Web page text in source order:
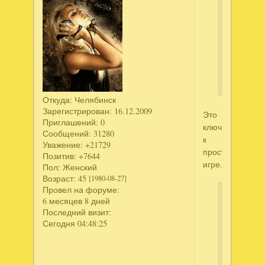
Откуда: Челябинск
Зарегистрирован: 16.12.2009
Приглашений: 0
Сообщений: 31280
Уважение: +21729
Позитив: +7644
Пол: Женский
Возраст: 45 [1980-08-27]
Провел на форуме:
6 месяцев 8 дней
Последний визит:
Сегодня 04:48:25
Это
ключ
к
простой
игре.